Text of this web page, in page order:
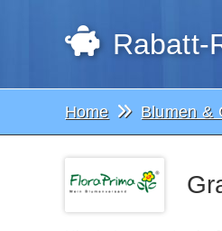
Rabatt-
Home Blumen &